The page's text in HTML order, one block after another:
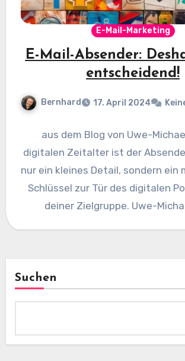
E-Mail-Marketing
E-Mail-Absender:
entscheidend!
Bernhard 17. April 2024
aus dem Blog von Uwe-
digitalen Zeitalter ist der
nur ein kleines Detail, sondern ein
Schlüssel zur Tür des digitalen
deiner Zielgruppe. Uwe-
Suchen